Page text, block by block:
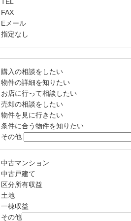
TEL
FAX
Eメール
指定なし
購入の相談をしたい
物件の詳細を知りたい
お店に行って相談したい
売却の相談をしたい
物件を見に行きたい
条件に合う物件を知りたい
その他
中古マンション
中古戸建て
区分所有収益
土地
一棟収益
その他